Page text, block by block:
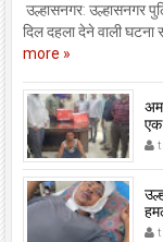
उल्हासनगर: उल्हासनगर
दिल दहला देने वाली
more »
एक